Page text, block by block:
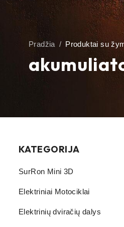
Pradžia / Produktai su
KATEGORIJA
SurRon Mini 3D
Elektriniai Motociklai
Elektrinių dviračių dalys